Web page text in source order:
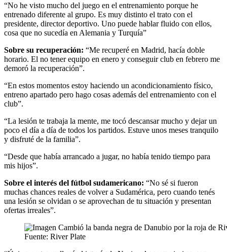
“No he visto mucho del juego en el entrenamiento porque he
entrenado diferente al grupo. Es muy distinto el trato con el
presidente, director deportivo. Uno puede hablar fluido con ellos,
cosa que no sucedía en Alemania y Turquía”
Sobre su recuperación: “Me recuperé en Madrid, hacía doble
horario. El no tener equipo en enero y conseguir club en febrero me
demoró la recuperación”.
“En estos momentos estoy haciendo un acondicionamiento físico,
entreno apartado pero hago cosas además del entrenamiento con el
club”.
“La lesión te trabaja la mente, me tocó descansar mucho y dejar un
poco el día a día de todos los partidos. Estuve unos meses tranquilo
y disfruté de la familia”.
“Desde que había arrancado a jugar, no había tenido tiempo para
mis hijos”.
Sobre el interés del fútbol sudamericano: “No sé si fueron
muchas chances reales de volver a Sudamérica, pero cuando tenés
una lesión se olvidan o se aprovechan de tu situación y presentan
ofertas irreales”.
Fuente: River Plate